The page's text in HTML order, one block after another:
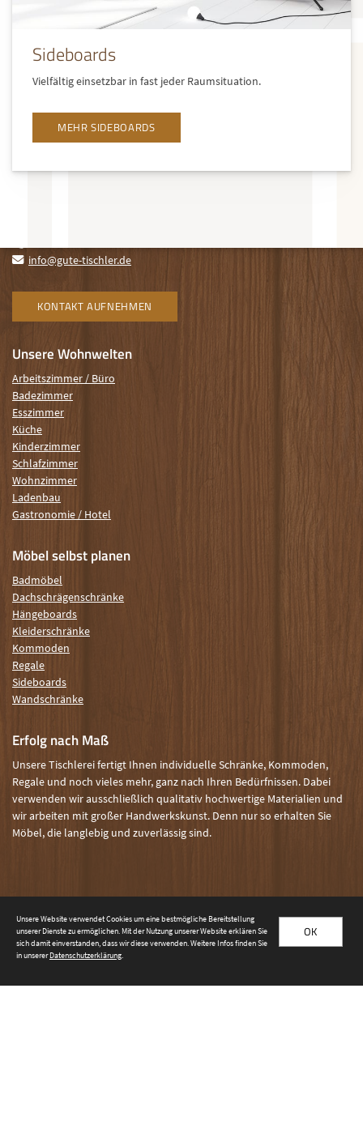
Sideboards
Vielfältig einsetzbar in fast jeder Raumsituation.
MEHR SIDEBOARDS
So erreichen Sie uns
info@gute-tischler.de
KONTAKT AUFNEHMEN
Unsere Wohnwelten
Arbeitszimmer / Büro
Badezimmer
Esszimmer
Küche
Kinderzimmer
Schlafzimmer
Wohnzimmer
Ladenbau
Gastronomie / Hotel
Möbel selbst planen
Badmöbel
Dachschrägenschränke
Hängeboards
Kleiderschränke
Kommoden
Regale
Sideboards
Wandschränke
Erfolg nach Maß
Unsere Tischlerei fertigt Ihnen individuelle Schränke, Kommoden,
Regale und noch vieles mehr, ganz nach Ihren Bedürfnissen. Dabei
verwenden wir ausschließlich qualitativ hochwertige Materialien und
wir arbeiten mit großer Handwerkskunst. Denn nur so erhalten Sie
Möbel, die langlebig und zuverlässig sind.
© 2026 Tischlerei Fitzner & Gramsch GbR
OK
Unsere Website verwendet Cookies um eine bestmögliche Bereitstellung
unserer Dienste zu ermöglichen. Mit der Nutzung unserer Website erklären Sie
sich damit einverstanden, dass wir diese verwenden. Weitere Infos finden Sie
in unsererDatenschutzerklärung.